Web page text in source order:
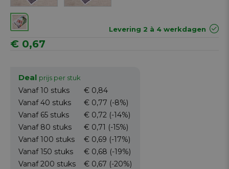
Levering 2 à 4 werkdagen
€ 0,67
Deal prijs per stuk
Vanaf 10 stuks
€ 0,84
Vanaf 40 stuks € 0,77 (-8%)
Vanaf 65 stuks € 0,72 (-14%)
Vanaf 80 stuks € 0,71 (-15%)
Vanaf 100 stuks € 0,69 (-17%)
Vanaf 150 stuks € 0,68 (-19%)
Vanaf 200 stuks € 0,67 (-20%)